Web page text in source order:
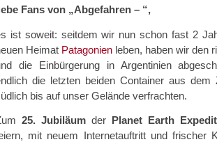
Fans von „Abgefahren – “,
ist soweit: seitdem wir nun schon fast 2
Heimat Patagonien leben, haben wir den
die Einbürgerung in Argentinien
die letzten beiden Container aus
bis auf unser Gelände verfrachten.
25. Jubiläum der Planet Earth
mit neuem Internetauftritt und frischer